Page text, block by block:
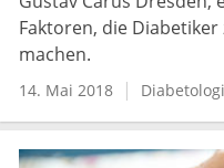
Faktoren, die
machen.
14. Mai 2018